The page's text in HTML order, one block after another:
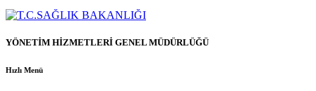
YÖNETİM HİZMETLERİ GENEL MÜDÜRLÜĞÜ
Hızlı Menü